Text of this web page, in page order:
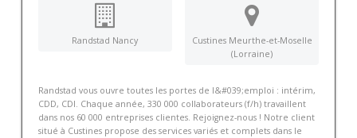
Randstad Nancy
Custines Meurthe-et-Moselle
(Lorraine)
Randstad vous ouvre toutes les portes de l&#039;emploi : intérim,
CDD, CDI. Chaque année, 330 000 collaborateurs (f/h) travaillent
dans nos 60 000 entreprises clientes. Rejoignez-nous ! Notre client
situé à Custines propose des services variés et complets dans le